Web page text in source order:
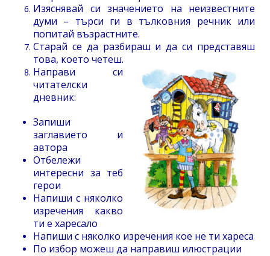
Изяснявай си значението на неизвестните
думи – търси ги в тълковния речник или
попитай възрастните.
Старай се да разбираш и да си представяш
това, което четеш.
Направи си
читателски
дневник:
Запиши
заглавието и
автора
Отбележи
интересни за теб
герои
Напиши с няколко
изречения какво
ти е харесало
Напиши с няколко изречения кое не ти хареса
По избор можеш да направиш илюстрации